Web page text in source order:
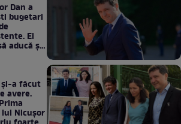
Dan a
bugetari
Ei
aducă și
și-a făcut
avere.
Nicușor